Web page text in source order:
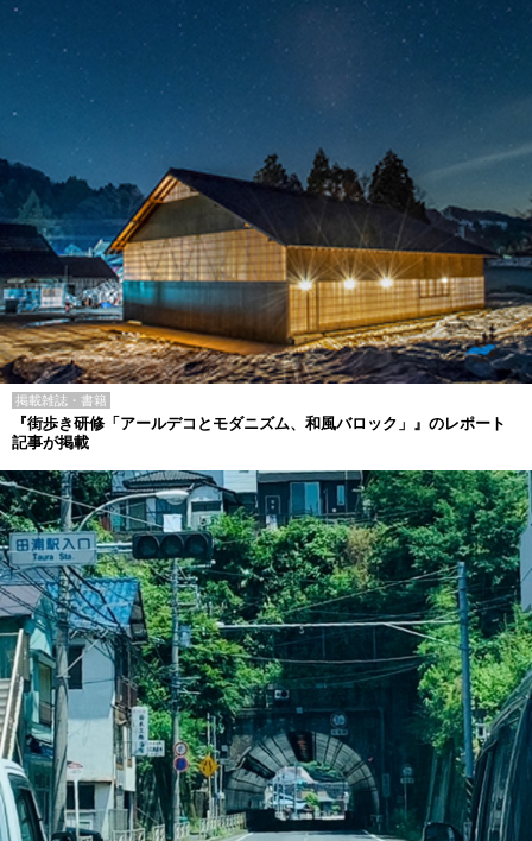
掲載雑誌・書籍
『街歩き研修「アールデコとモダニズム、和風バロック」』のレポート
記事が掲載